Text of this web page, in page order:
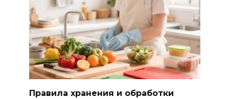
Правила хранения и обработки